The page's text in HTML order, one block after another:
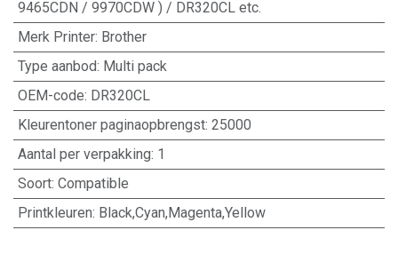
9465CDN / 9970CDW ) / DR320CL etc.
Merk Printer: Brother
Type aanbod: Multi pack
OEM-code: DR320CL
Kleurentoner paginaopbrengst: 25000
Aantal per verpakking: 1
Soort: Compatible
Printkleuren: Black,Cyan,Magenta,Yellow